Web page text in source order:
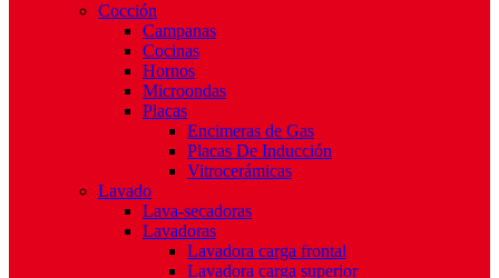
Cocción
Campanas
Cocinas
Hornos
Microondas
Placas
Encimeras de Gas
Placas De Inducción
Vitrocerámicas
Lavado
Lava-secadoras
Lavadoras
Lavadora carga frontal
Lavadora carga superior